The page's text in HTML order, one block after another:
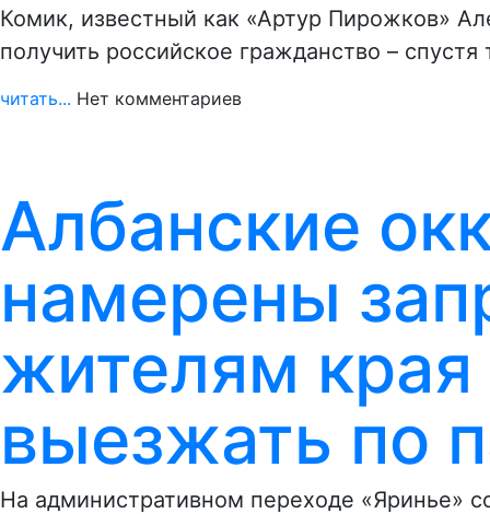
Комик, известный как «Артур Пирожков»
получить российское гражданство –
читать... Нет комментариев
Албанские
намерены
жителям
выезжать по
На административном переходе «Яринье»